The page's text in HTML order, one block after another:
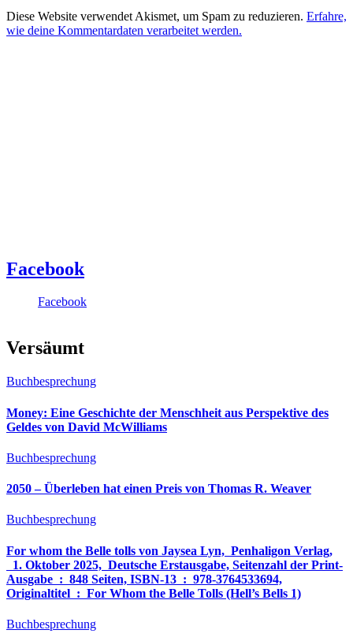
Diese Website verwendet Akismet, um Spam zu reduzieren. Erfahre,
wie deine Kommentardaten verarbeitet werden.
Facebook
Facebook
Versäumt
Buchbesprechung
Money: Eine Geschichte der Menschheit aus Perspektive des
Geldes von David McWilliams
Buchbesprechung
2050 – Überleben hat einen Preis von Thomas R. Weaver
Buchbesprechung
For whom the Belle tolls von Jaysea Lyn, ‎ Penhaligon Verlag,
‎ 1. Oktober 2025, ‎ Deutsche Erstausgabe, Seitenzahl der Print-
Ausgabe ‏ : ‎ 848 Seiten, ISBN-13 ‏ : ‎ 978-3764533694,
Originaltitel ‏ : ‎ For Whom the Belle Tolls (Hell’s Bells 1)
Buchbesprechung